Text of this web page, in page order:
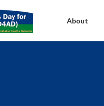
About